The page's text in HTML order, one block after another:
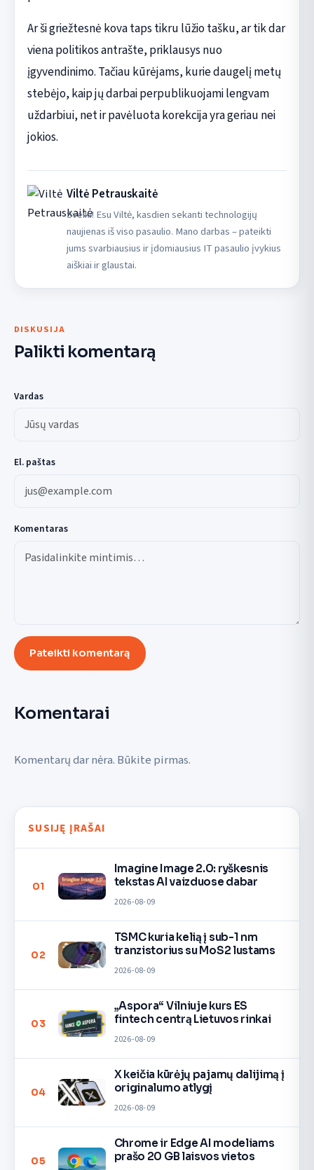
Ar ši griežtesnė kova taps tikru lūžio tašku, ar tik dar
viena politikos antrašte, priklausys nuo
įgyvendinimo. Tačiau kūrėjams, kurie daugelį metų
stebėjo, kaip jų darbai perpublikuojami lengvam
uždarbiui, net ir pavėluota korekcija yra geriau nei
jokios.
Viltė Petrauskaitė
Sveiki! Esu Viltė, kasdien sekanti technologijų
naujienas iš viso pasaulio. Mano darbas – pateikti
jums svarbiausius ir įdomiausius IT pasaulio įvykius
aiškiai ir glaustai.
DISKUSIJA
Palikti komentarą
Vardas
El. paštas
Komentaras
Pateikti komentarą
Komentarai
Komentarų dar nėra. Būkite pirmas.
SUSIJĘ ĮRAŠAI
01
Imagine Image 2.0: ryškesnis
tekstas AI vaizduose dabar
2026-08-09
02
TSMC kuria kelią į sub-1 nm
tranzistorius su MoS2 lustams
2026-08-09
03
„Aspora“ Vilniuje kurs ES
fintech centrą Lietuvos rinkai
2026-08-09
04
X keičia kūrėjų pajamų dalijimą į
originalumo atlygį
2026-08-09
05
Chrome ir Edge AI modeliams
prašo 20 GB laisvos vietos